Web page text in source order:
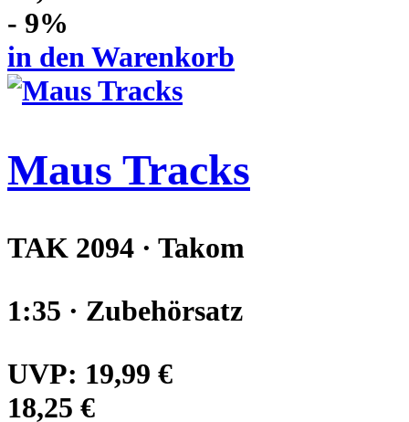
- 9%
in den Warenkorb
Maus Tracks
TAK 2094 · Takom
1:35 · Zubehörsatz
UVP: 19,99 €
18,25 €